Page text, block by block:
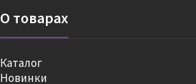
О товарах
Каталог
Новинки